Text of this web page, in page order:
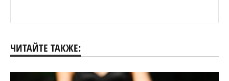
ЧИТАЙТЕ ТАКЖЕ: